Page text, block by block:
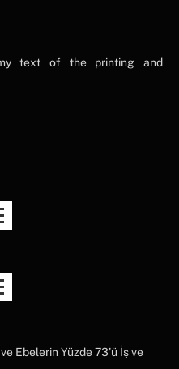
text of the printing and
Ebelerin Yüzde 73’ü İş ve